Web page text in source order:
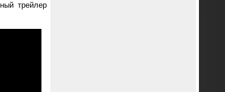
трейлер